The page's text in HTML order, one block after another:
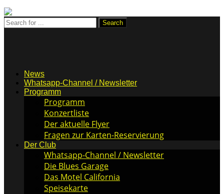
News
Whatsapp-Channel / Newsletter
Programm
Programm
Konzertliste
Der aktuelle Flyer
Fragen zur Karten-Reservierung
Der Club
Whatsapp-Channel / Newsletter
Die Blues Garage
Das Motel California
Speisekarte